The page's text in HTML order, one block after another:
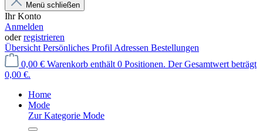
Menü schließen
Ihr Konto
Anmelden
oderregistrieren
Übersicht Persönliches Profil Adressen Bestellungen
0,00 € Warenkorb enthält 0 Positionen. Der Gesamtwert beträgt
0,00 €.
Home
Mode
Zur Kategorie Mode